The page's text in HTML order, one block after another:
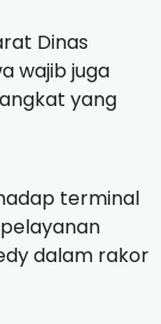
Dinas
wajib juga
yang
terminal
dalam rakor